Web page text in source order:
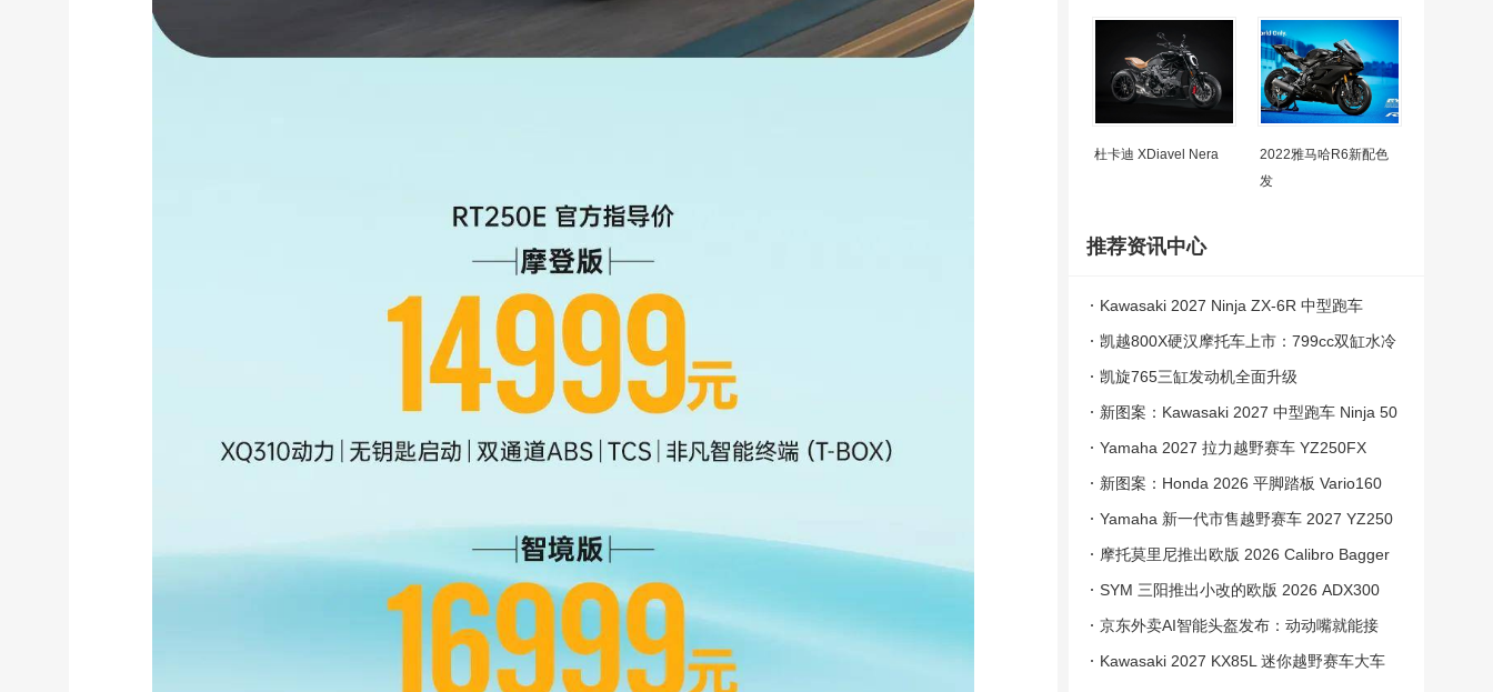
杜卡迪 XDiavel Nera
2022雅马哈R6新配色
发
推荐资讯中心
Kawasaki 2027 Ninja ZX-6R 中型跑车
凯越800X硬汉摩托车上市：799cc双缸水冷
发动机，4.28万元
凯旋765三缸发动机全面升级
新图案：Kawasaki 2027 中型跑车 Ninja 50
0
Yamaha 2027 拉力越野赛车 YZ250FX
新图案：Honda 2026 平脚踏板 Vario160
Yamaha 新一代市售越野赛车 2027 YZ250
F
摩托莫里尼推出欧版 2026 Calibro Bagger
SYM 三阳推出小改的欧版 2026 ADX300
踏板
京东外卖AI智能头盔发布：动动嘴就能接
单！自动识别商户环境
Kawasaki 2027 KX85L 迷你越野赛车大车